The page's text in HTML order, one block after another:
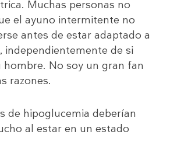
Muchas personas no
el ayuno intermitente no
antes de estar adaptado a
independientemente de si
hombre. No soy un gran fan
razones.
de hipoglucemia deberían
al estar en un estado